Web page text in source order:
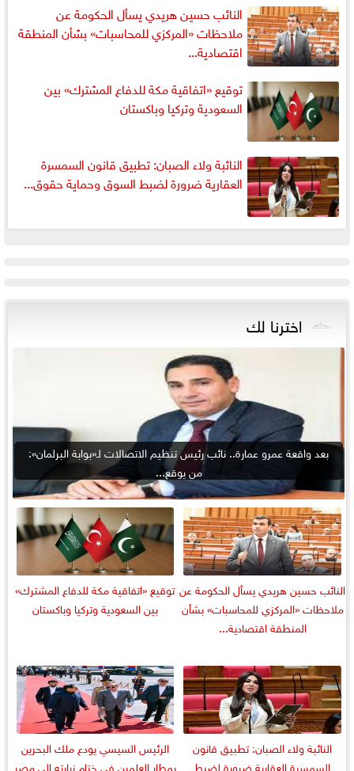
النائب حسين هريدي يسأل الحكومة عن
ملاحظات «المركزي للمحاسبات» بشأن المنطقة
اقتصادية...
توقيع «اتفاقية مكة للدفاع المشترك» بين
السعودية وتركيا وباكستان
النائبة ولاء الصبان: تطبيق قانون السمسرة
العقارية ضرورة لضبط السوق وحماية حقوق...
اخترنا لك
بعد واقعة عمرو عمارة.. نائب رئيس تنظيم الاتصالات لـ«بوابة البرلمان»:
من يوقع...
النائب حسين هريدي يسأل الحكومة عن
ملاحظات «المركزي للمحاسبات» بشأن
المنطقة اقتصادية...
توقيع «اتفاقية مكة للدفاع المشترك»
بين السعودية وتركيا وباكستان
النائبة ولاء الصبان: تطبيق قانون
السمسرة العقارية ضرورة لضبط
الرئيس السيسي يودع ملك البحرين
بمطار العلمين في ختام زيارته إلى مصر